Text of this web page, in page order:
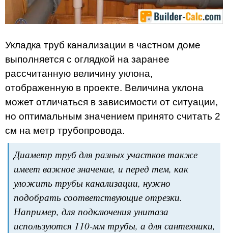
Укладка труб канализации в частном доме
выполняется с оглядкой на заранее
рассчитанную величину уклона,
отображенную в проекте. Величина уклона
может отличаться в зависимости от ситуации,
но оптимальным значением принято считать 2
см на метр трубопровода.
Диаметр труб для разных участков также
имеет важное значение, и перед тем, как
уложить трубы канализации, нужно
подобрать соответствующие отрезки.
Например, для подключения унитаза
используются 110-мм трубы, а для сантехники,